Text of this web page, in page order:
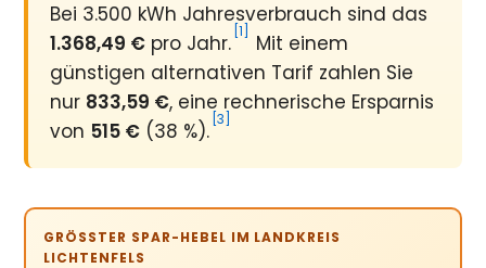
Bei 3.500 kWh Jahresverbrauch sind das
1.368,49 € pro Jahr. [1]
Mit einem
günstigen alternativen Tarif zahlen Sie
nur 833,59 €, eine rechnerische Ersparnis
von 515 € (38 %). [3]
GRÖSSTER SPAR-HEBEL IM LANDKREIS L
ICHTENFELS